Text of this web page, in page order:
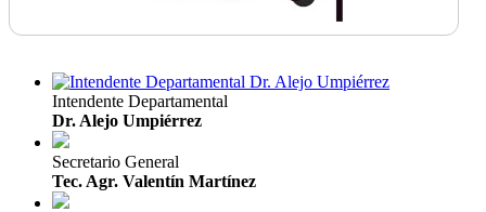
Intendente Departamental
Dr. Alejo Umpiérrez
Secretario General
Tec. Agr. Valentín Martínez